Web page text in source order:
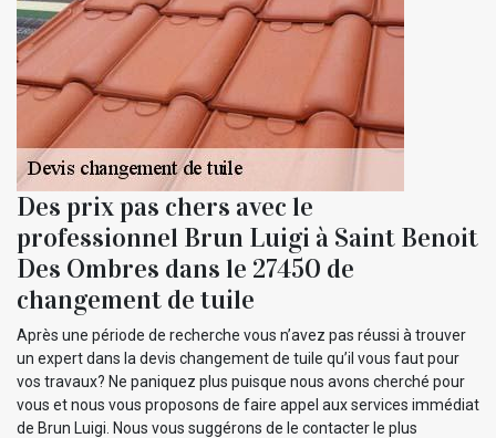
Des prix pas chers avec le
professionnel Brun Luigi à Saint Benoit
Des Ombres dans le 27450 de
changement de tuile
Après une période de recherche vous n’avez pas réussi à trouver
un expert dans la devis changement de tuile qu’il vous faut pour
vos travaux? Ne paniquez plus puisque nous avons cherché pour
vous et nous vous proposons de faire appel aux services immédiat
de Brun Luigi. Nous vous suggérons de le contacter le plus